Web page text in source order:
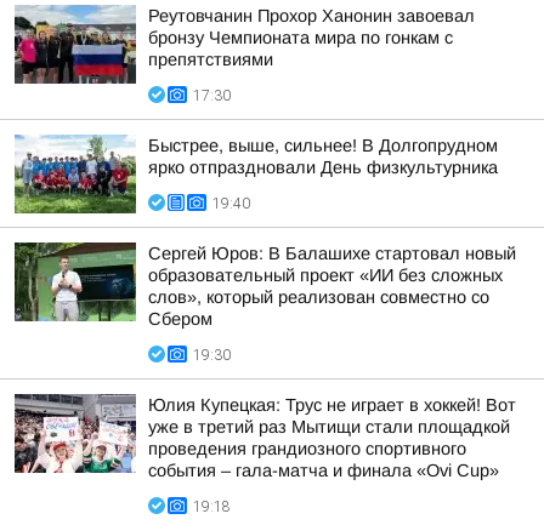
Реутовчанин Прохор Ханонин завоевал
бронзу Чемпионата мира по гонкам с
препятствиями
17:30
Быстрее, выше, сильнее! В Долгопрудном
ярко отпраздновали День физкультурника
19:40
Сергей Юров: В Балашихе стартовал новый
образовательный проект «ИИ без сложных
слов», который реализован совместно со
Сбером
19:30
Юлия Купецкая: Трус не играет в хоккей! Вот
уже в третий раз Мытищи стали площадкой
проведения грандиозного спортивного
события – гала-матча и финала «Ovi Cup»
19:18